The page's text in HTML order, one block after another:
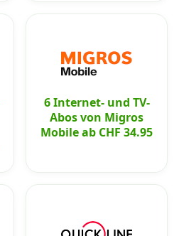
6 Internet- und TV-
Abos von Migros
Mobile ab CHF 34.95